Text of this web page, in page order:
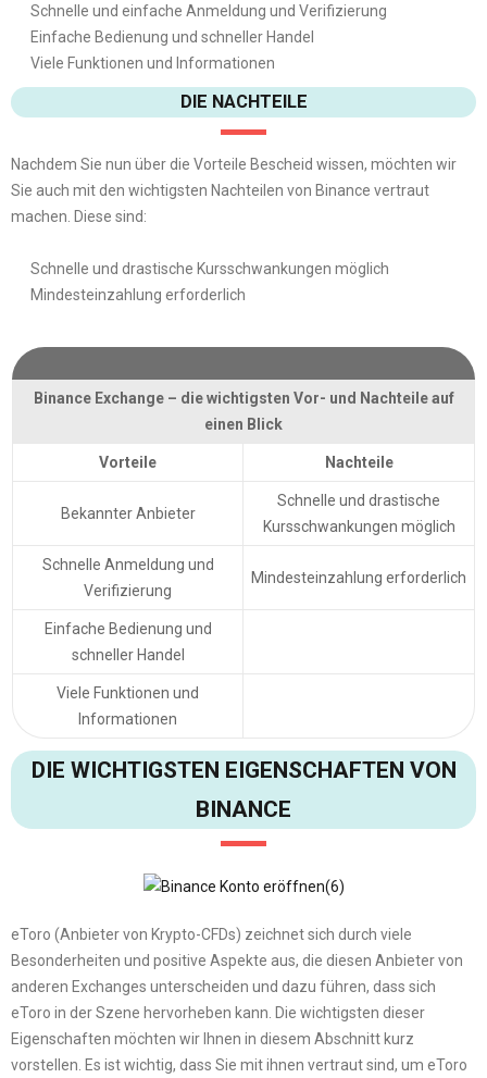
Schnelle und einfache Anmeldung und Verifizierung
Einfache Bedienung und schneller Handel
Viele Funktionen und Informationen
DIE NACHTEILE
Nachdem Sie nun über die Vorteile Bescheid wissen, möchten wir
Sie auch mit den wichtigsten Nachteilen von Binance vertraut
machen. Diese sind:
Schnelle und drastische Kursschwankungen möglich
Mindesteinzahlung erforderlich
Binance Exchange – die wichtigsten Vor- und Nachteile auf
einen Blick
Vorteile Nachteile
Bekannter Anbieter
Schnelle und drastische
Kursschwankungen möglich
Schnelle Anmeldung und
Verifizierung
Mindesteinzahlung erforderlich
Einfache Bedienung und
schneller Handel
Viele Funktionen und
Informationen
DIE WICHTIGSTEN EIGENSCHAFTEN VON
BINANCE
eToro (Anbieter von Krypto-CFDs) zeichnet sich durch viele
Besonderheiten und positive Aspekte aus, die diesen Anbieter von
anderen Exchanges unterscheiden und dazu führen, dass sich
eToro in der Szene hervorheben kann. Die wichtigsten dieser
Eigenschaften möchten wir Ihnen in diesem Abschnitt kurz
vorstellen. Es ist wichtig, dass Sie mit ihnen vertraut sind, um eToro